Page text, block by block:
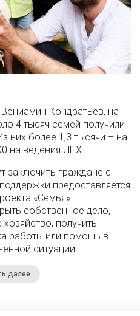
Кондратьев, на
4 тысяч семей получили
них более 1,3 тысячи – на
на ведения ЛПХ.
заключить граждане с
предоставляется
«Семья».
собственное дело,
получить
работы или помощь в
ситуации.
далее